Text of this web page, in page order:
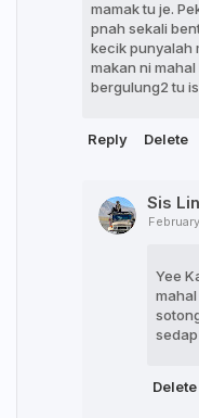
mamak tu je.
pnah sekali
kecik punyalah
makan ni
bergulung2 tu
Reply Delete
Sis Lin
Yee
Delete